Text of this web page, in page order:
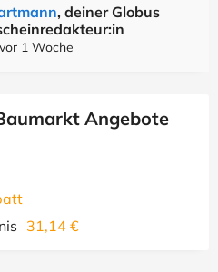
, deiner Globus
1 Woche
Angebote
31,14 €